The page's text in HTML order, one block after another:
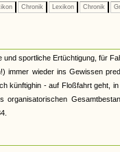
Chronik Lexikon Chronik
sportliche Ertüchtigung, für
immer wieder ins Gewissen
künftighin - auf Floßfahrt geht,
organisatorischen